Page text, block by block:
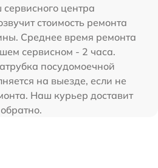
центра
стоимость ремонта
Среднее время ремонта
сервисном - 2 часа.
посудомоечной
на выезде, если не
Наш курьер доставит